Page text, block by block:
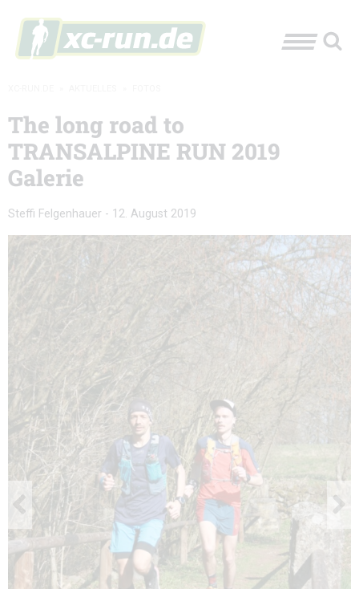
The long road to
TRANSALPINE RUN 2019
Galerie
Steffi Felgenhauer - 12. August 2019